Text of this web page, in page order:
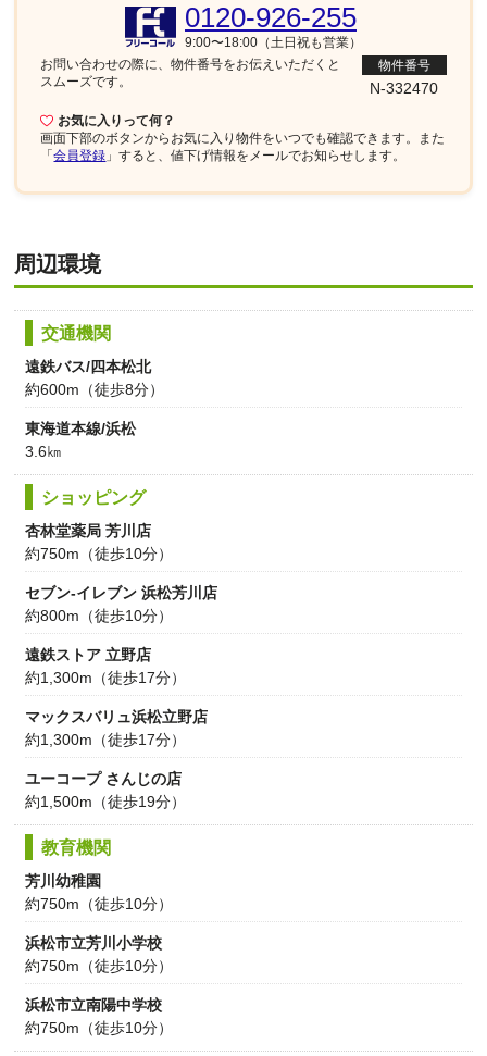
お気に入りって何？
画面下部のボタンからお気に入り物件をいつでも確認できます。また
「会員登録 」すると、値下げ情報をメールでお知らせします。
0120-926-255
9:00〜18:00（土日祝も営業）
お問い合わせの際に、物件番号をお伝えいただくと
スムーズです。
物件番号
N-332470
周辺環境
交通機関
遠鉄バス/四本松北
約600m（徒歩8分）
東海道本線/浜松
3.6㎞
ショッピング
杏林堂薬局 芳川店
約750m（徒歩10分）
セブン-イレブン 浜松芳川店
約800m（徒歩10分）
遠鉄ストア 立野店
約1,300m（徒歩17分）
マックスバリュ浜松立野店
約1,300m（徒歩17分）
ユーコープ さんじの店
約1,500m（徒歩19分）
教育機関
芳川幼稚園
約750m（徒歩10分）
浜松市立芳川小学校
約750m（徒歩10分）
浜松市立南陽中学校
約750m（徒歩10分）